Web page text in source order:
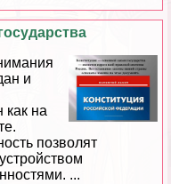
и
как на
позволят
...